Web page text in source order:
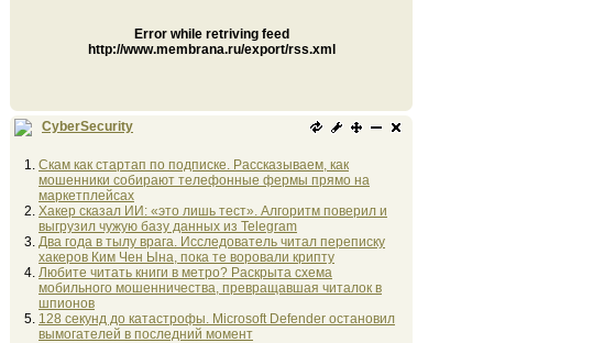
Error while retriving feed
http://www.membrana.ru/export/rss.xml
CyberSecurity
Скам как стартап по подписке. Рассказываем, как
мошенники собирают телефонные фермы прямо на
маркетплейсах
Хакер сказал ИИ: «это лишь тест». Алгоритм поверил и
выгрузил чужую базу данных из Telegram
Два года в тылу врага. Исследователь читал переписку
хакеров Ким Чен Ына, пока те воровали крипту
Любите читать книги в метро? Раскрыта схема
мобильного мошенничества, превращавшая читалок в
шпионов
128 секунд до катастрофы. Microsoft Defender остановил
вымогателей в последний момент